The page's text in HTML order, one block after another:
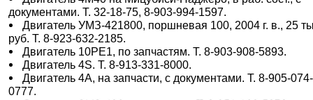
документами. Т. 32-18-75, 8-903-994-1597.
Двигатель УМЗ-421800, поршневая 100, 2004 г. в., 25
руб. Т. 8-923-632-2185.
Двигатель 10РЕ1, по запчастям. Т. 8-903-908-5893.
Двигатель 4S. Т. 8-913-331-8000.
Двигатель 4А, на запчасти, с документами. Т. 8-905-074-
0777.